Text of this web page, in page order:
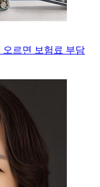
오르면 보험료 부담